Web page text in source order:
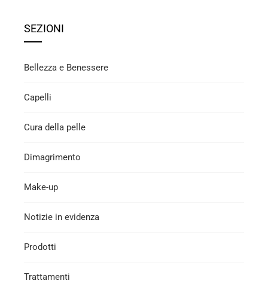
SEZIONI
Bellezza e Benessere
Capelli
Cura della pelle
Dimagrimento
Make-up
Notizie in evidenza
Prodotti
Trattamenti